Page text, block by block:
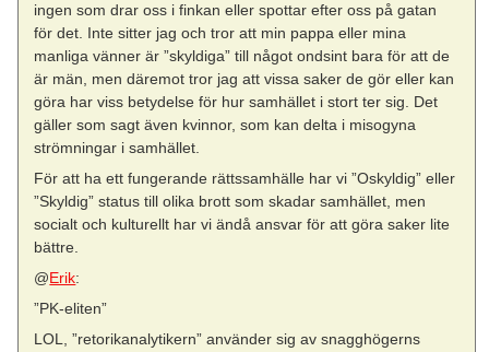
ingen som drar oss i finkan eller spottar efter oss på gatan
för det. Inte sitter jag och tror att min pappa eller mina
manliga vänner är ”skyldiga” till något ondsint bara för att de
är män, men däremot tror jag att vissa saker de gör eller kan
göra har viss betydelse för hur samhället i stort ter sig. Det
gäller som sagt även kvinnor, som kan delta i misogyna
strömningar i samhället.
För att ha ett fungerande rättssamhälle har vi ”Oskyldig” eller
”Skyldig” status till olika brott som skadar samhället, men
socialt och kulturellt har vi ändå ansvar för att göra saker lite
bättre.
@Erik:
”PK-eliten”
LOL, ”retorikanalytikern” använder sig av snagghögerns